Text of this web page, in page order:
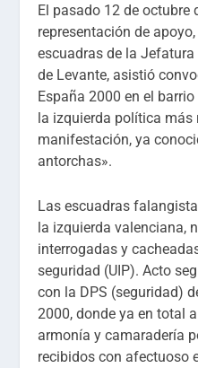
El pasado 12 de octubre
representación de
escuadras de la
de Levante, asistió
España 2000 en el
la izquierda política más
manifestación, ya
antorchas».
Las escuadras
la izquierda valenciana,
interrogadas y
seguridad (UIP). Acto
con la DPS (seguridad)
2000, donde ya en total
armonía y camaradería
recibidos con afectuoso